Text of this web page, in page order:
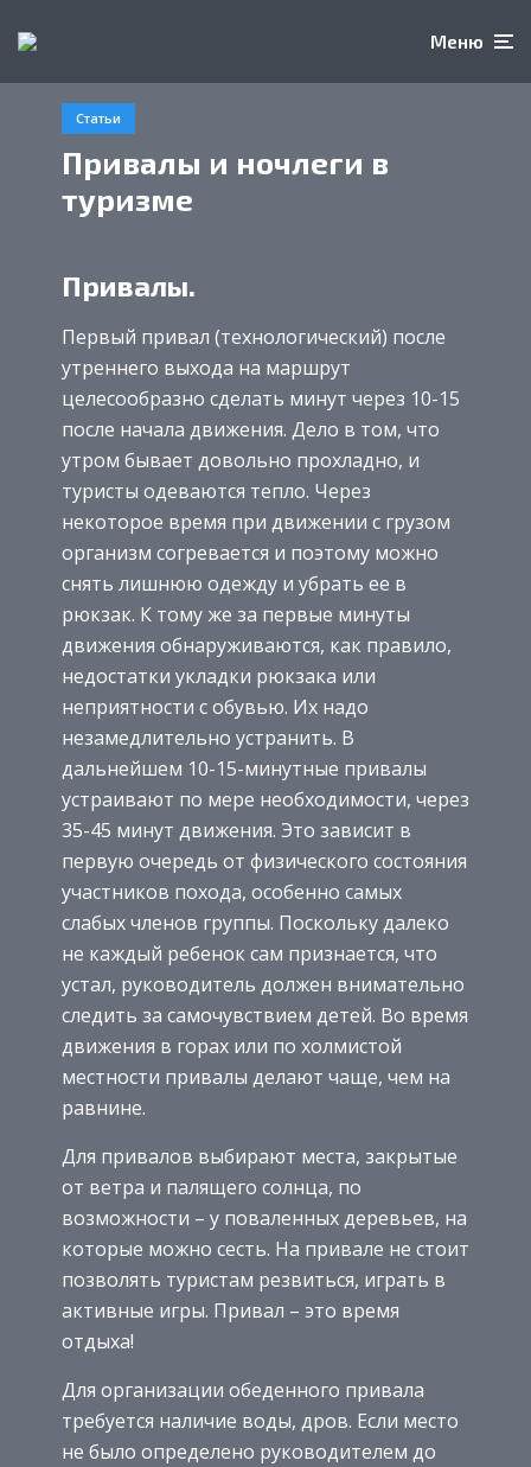
Меню
Статьи
Привалы и ночлеги в
туризме
Привалы.
Первый привал (технологический) после
утреннего выхода на маршрут
целесообразно сделать минут через 10-15
после начала движения. Дело в том, что
утром бывает довольно прохладно, и
туристы одеваются тепло. Через
некоторое время при движении с грузом
организм согревается и поэтому можно
снять лишнюю одежду и убрать ее в
рюкзак. К тому же за первые минуты
движения обнаруживаются, как правило,
недостатки укладки рюкзака или
неприятности с обувью. Их надо
незамедлительно устранить. В
дальнейшем 10-15-минутные привалы
устраивают по мере необходимости, через
35-45 минут движения. Это зависит в
первую очередь от физического состояния
участников похода, особенно самых
слабых членов группы. Поскольку далеко
не каждый ребенок сам признается, что
устал, руководитель должен внимательно
следить за самочувствием детей. Во время
движения в горах или по холмистой
местности привалы делают чаще, чем на
равнине.
Для привалов выбирают места, закрытые
от ветра и палящего солнца, по
возможности – у поваленных деревьев, на
которые можно сесть. На привале не стоит
позволять туристам резвиться, играть в
активные игры. Привал – это время
отдыха!
Для организации обеденного привала
требуется наличие воды, дров. Если место
не было определено руководителем до